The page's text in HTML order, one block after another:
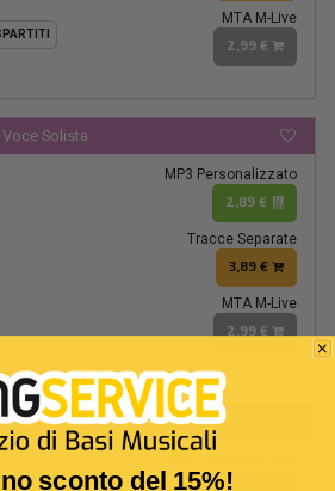
MTA M-Live
2,99 €
Voce Solista
MP3 Personalizzato
2,89 €
Tracce Separate
3,89 €
MTA M-Live
2,99 €
Voce Solista
sconto del 15%!